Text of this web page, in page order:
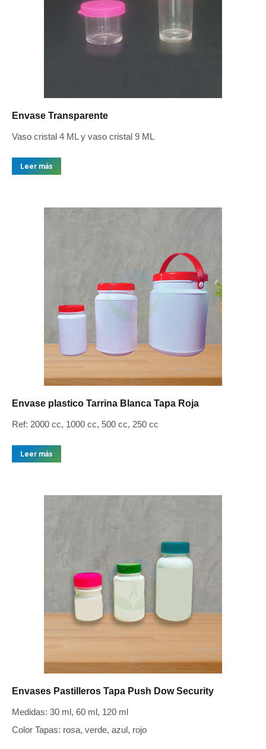
Envase Transparente
Vaso cristal 4 ML y vaso cristal 9 ML
Leer más
Envase plastico Tarrina Blanca Tapa Roja
Ref: 2000 cc, 1000 cc, 500 cc, 250 cc
Leer más
Envases Pastilleros Tapa Push Dow Security
Medidas: 30 ml, 60 ml, 120 ml
Color Tapas: rosa, verde, azul, rojo